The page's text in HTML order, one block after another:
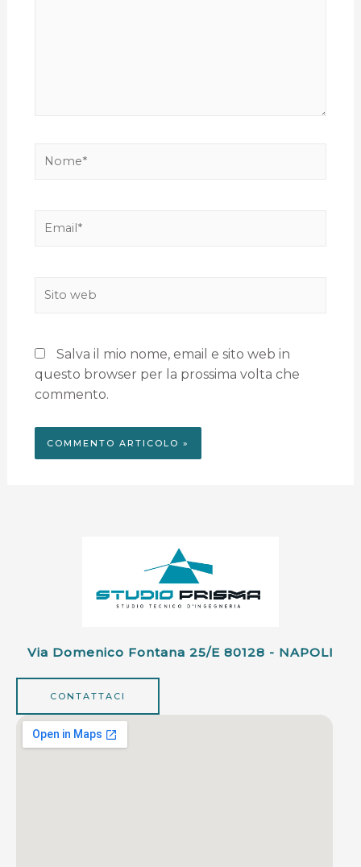
Salva il mio nome, email e sito web in
questo browser per la prossima volta che
commento.
Via Domenico Fontana 25/e 80128 - NAPOLI
CONTATTACI